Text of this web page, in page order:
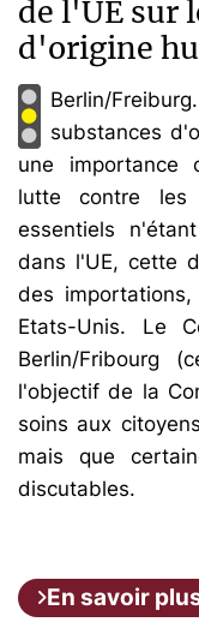
de l'UE sur
d'origine
Berlin/
substances
une importance
lutte contre les
essentiels
dans l'UE, cette
des
Etats-Unis. Le
Berlin/Fribourg
l'objectif de la
soins aux
mais que
discutables.
En savoir